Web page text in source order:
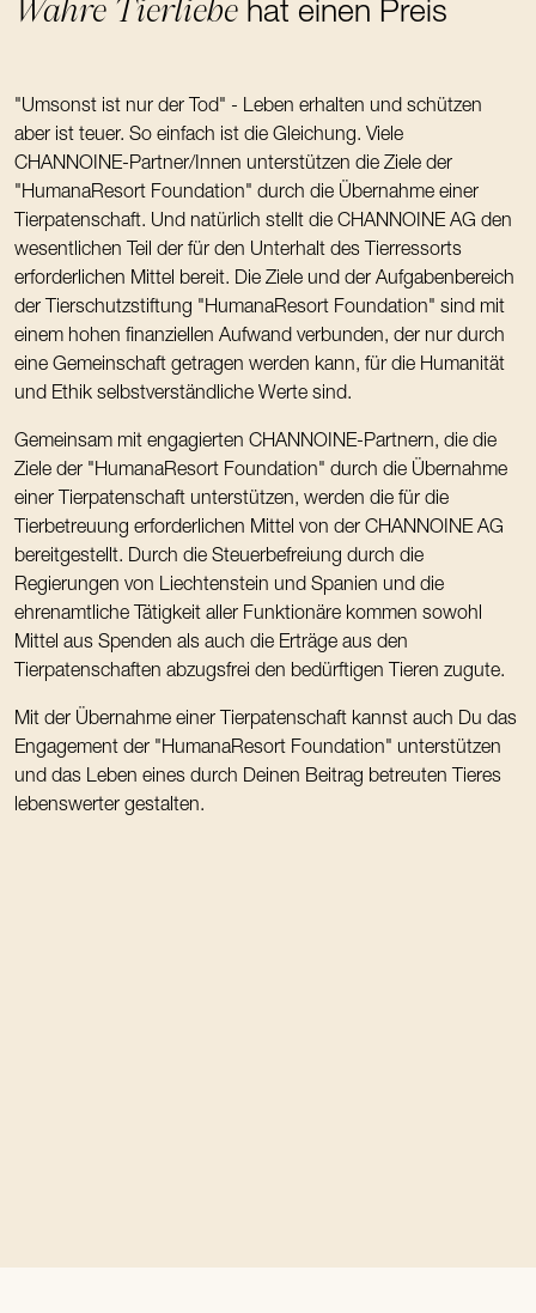
Wahre Tierliebe hat einen Preis
"Umsonst ist nur der Tod" - Leben erhalten und schützen
aber ist teuer. So einfach ist die Gleichung. Viele
CHANNOINE-Partner/Innen unterstützen die Ziele der
"HumanaResort Foundation" durch die Übernahme einer
Tierpatenschaft. Und natürlich stellt die CHANNOINE AG den
wesentlichen Teil der für den Unterhalt des Tierressorts
erforderlichen Mittel bereit. Die Ziele und der Aufgabenbereich
der Tierschutzstiftung "HumanaResort Foundation" sind mit
einem hohen finanziellen Aufwand verbunden, der nur durch
eine Gemeinschaft getragen werden kann, für die Humanität
und Ethik selbstverständliche Werte sind.
Gemeinsam mit engagierten CHANNOINE-Partnern, die die
Ziele der "HumanaResort Foundation" durch die Übernahme
einer Tierpatenschaft unterstützen, werden die für die
Tierbetreuung erforderlichen Mittel von der CHANNOINE AG
bereitgestellt. Durch die Steuerbefreiung durch die
Regierungen von Liechtenstein und Spanien und die
ehrenamtliche Tätigkeit aller Funktionäre kommen sowohl
Mittel aus Spenden als auch die Erträge aus den
Tierpatenschaften abzugsfrei den bedürftigen Tieren zugute.
Mit der Übernahme einer Tierpatenschaft kannst auch Du das
Engagement der "HumanaResort Foundation" unterstützen
und das Leben eines durch Deinen Beitrag betreuten Tieres
lebenswerter gestalten.